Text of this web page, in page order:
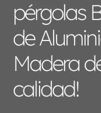
pérgolas
de
Madera
calidad!